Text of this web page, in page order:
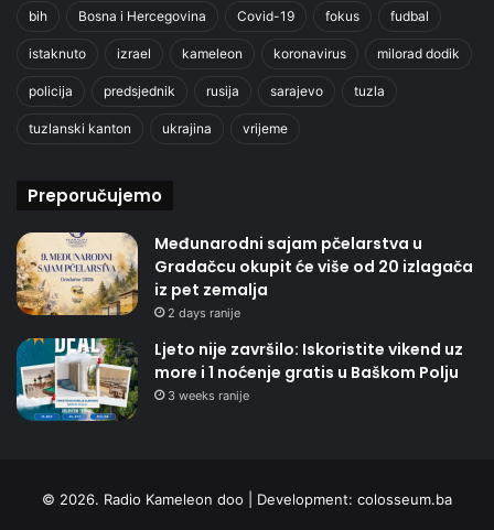
bih Bosna i Hercegovina Covid-19 fokus fudbal
istaknuto izrael kameleon koronavirus milorad dodik
policija predsjednik rusija sarajevo tuzla
tuzlanski kanton ukrajina vrijeme
Preporučujemo
Međunarodni sajam pčelarstva u
Gradačcu okupit će više od 20 izlagača
iz pet zemalja
2 days ranije
Ljeto nije završilo: Iskoristite vikend uz
more i 1 noćenje gratis u Baškom Polju
3 weeks ranije
© 2026. Radio Kameleon doo | Development: colosseum.ba